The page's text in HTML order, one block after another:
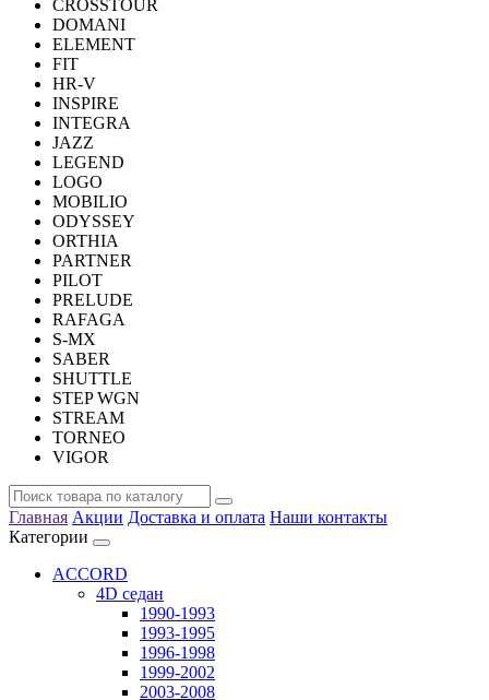
CROSSTOUR
DOMANI
ELEMENT
FIT
HR-V
INSPIRE
INTEGRA
JAZZ
LEGEND
LOGO
MOBILIO
ODYSSEY
ORTHIA
PARTNER
PILOT
PRELUDE
RAFAGA
S-MX
SABER
SHUTTLE
STEP WGN
STREAM
TORNEO
VIGOR
Главная Акции Доставка и оплата Наши контакты
Категории
ACCORD
4D седан
1990-1993
1993-1995
1996-1998
1999-2002
2003-2008